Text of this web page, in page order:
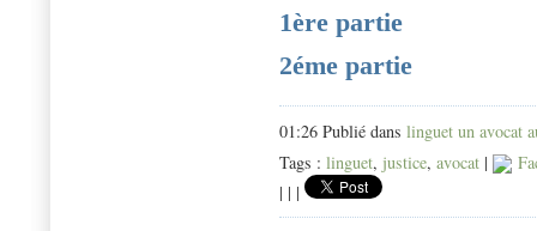
1ère partie
2éme partie
01:26 Publié dans linguet un avocat
Tags : linguet, justice, avocat |
| | |